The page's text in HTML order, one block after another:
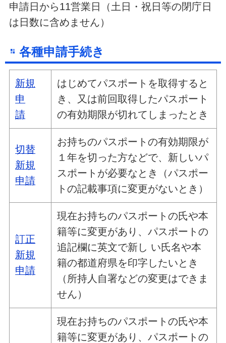
申請日から11営業日
（土日・祝日等の閉庁日
は日数に含めません）
各種申請手続き
新規
申
請
はじめてパスポートを取得すると
き、又は前回取得したパスポート
の有効期限が切れてしまったとき
切替
新規
申請
お持ちのパスポートの有効期限が
１年を切った方などで、新しいパ
スポートが必要なとき（パスポー
トの記載事項に変更がないとき）
訂正
新規
申請
現在お持ちのパスポートの氏や本
籍等に変更があり、パスポートの
追記欄に英文で新し い氏名や本
籍の都道府県を印字したいとき
（所持人自署などの変更はできま
せん）
現在お持ちのパスポートの氏や本
籍等に変更があり、パスポートの